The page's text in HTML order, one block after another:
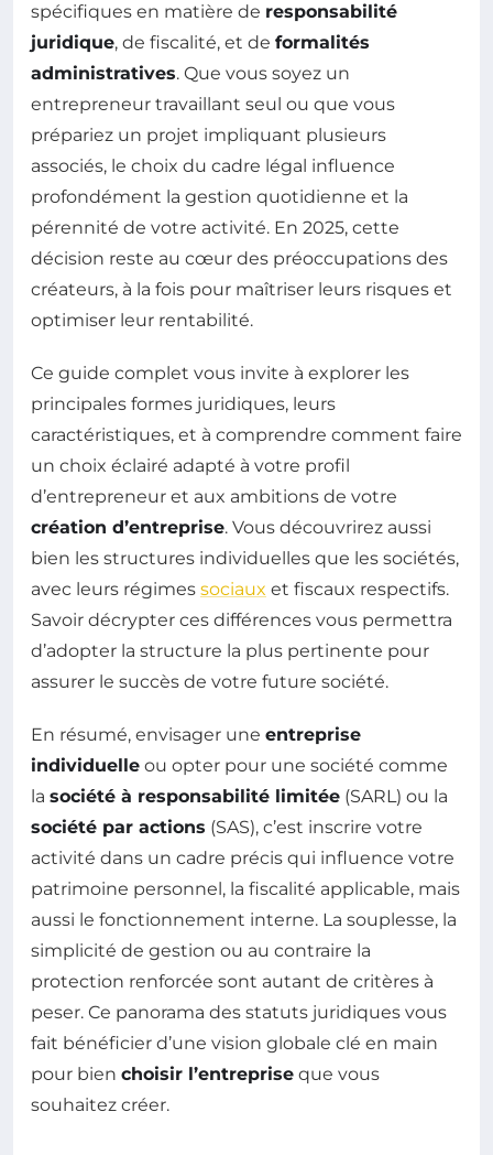
spécifiques en matière de responsabilité
juridique, de fiscalité, et de formalités
administratives. Que vous soyez un
entrepreneur travaillant seul ou que vous
prépariez un projet impliquant plusieurs
associés, le choix du cadre légal influence
profondément la gestion quotidienne et la
pérennité de votre activité. En 2025, cette
décision reste au cœur des préoccupations des
créateurs, à la fois pour maîtriser leurs risques et
optimiser leur rentabilité.
Ce guide complet vous invite à explorer les
principales formes juridiques, leurs
caractéristiques, et à comprendre comment faire
un choix éclairé adapté à votre profil
d’entrepreneur et aux ambitions de votre
création d’entreprise. Vous découvrirez aussi
bien les structures individuelles que les sociétés,
avec leurs régimes sociaux et fiscaux respectifs.
Savoir décrypter ces différences vous permettra
d’adopter la structure la plus pertinente pour
assurer le succès de votre future société.
En résumé, envisager une entreprise
individuelle ou opter pour une société comme
la société à responsabilité limitée (SARL) ou la
société par actions (SAS), c’est inscrire votre
activité dans un cadre précis qui influence votre
patrimoine personnel, la fiscalité applicable, mais
aussi le fonctionnement interne. La souplesse, la
simplicité de gestion ou au contraire la
protection renforcée sont autant de critères à
peser. Ce panorama des statuts juridiques vous
fait bénéficier d’une vision globale clé en main
pour bien choisir l’entreprise que vous
souhaitez créer.